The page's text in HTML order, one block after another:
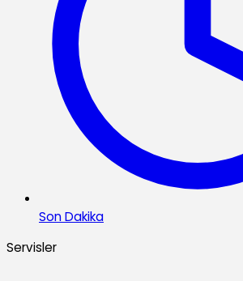
Son Dakika
Servisler